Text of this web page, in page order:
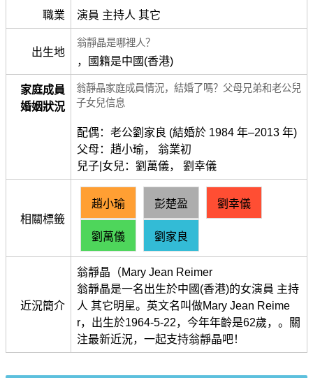
職業 演員 主持人 其它
出生地
翁靜晶是哪裡人？
，國籍是中國(香港)
家庭成員
婚姻狀況
翁靜晶家庭成員情況，結婚了嗎？父母兄弟和老公兒
子女兒信息
配偶：老公劉家良 (結婚於 1984 年–2013 年)
父母：趙小瑜， 翁業初
兒子|女兒：劉萬儀， 劉幸儀
相關標籤
趙小瑜 彭楚盈 劉幸儀
劉萬儀 劉家良
近況簡介
翁靜晶（Mary Jean Reimer
翁靜晶是一名出生於中國(香港)的女演員 主持
人 其它明星。英文名叫做Mary Jean Reime
r，出生於1964-5-22，今年年齡是62歲，。關
注最新近況，一起支持翁靜晶吧！